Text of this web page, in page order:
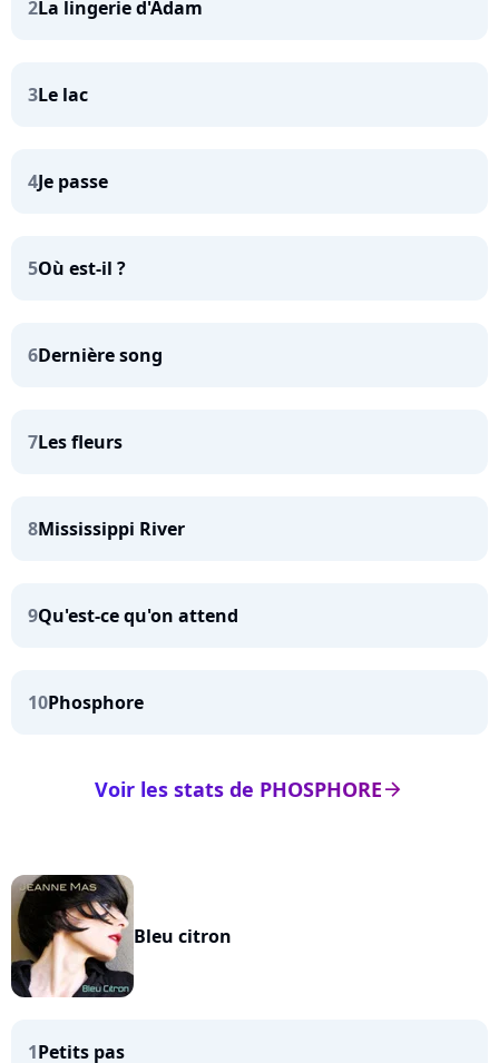
2La lingerie d'Adam
3Le lac
4Je passe
5Où est-il ?
6Dernière song
7Les fleurs
8Mississippi River
9Qu'est-ce qu'on attend
10Phosphore
arrow_right
Voir les stats de PHOSPHORE
Bleu citron
1Petits pas